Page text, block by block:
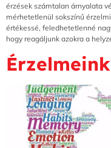
érzések számtalan árnyalata
mérhetetlenül sokszínű
értékessé, feledhetetlenné
hogy reagáljunk azokra a